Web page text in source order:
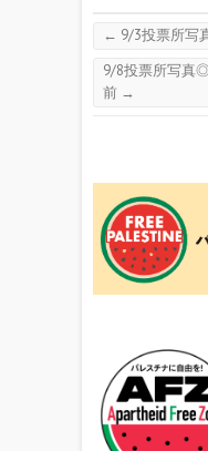
← 9/3投票所写
9/8投票所写真
前 →